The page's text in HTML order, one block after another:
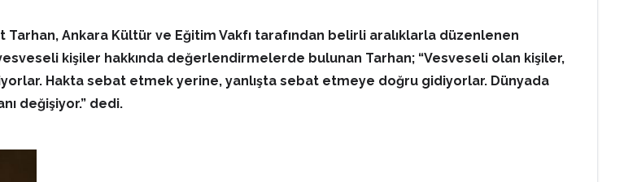
Ankara Kültür ve Eğitim Vakfı tarafından belirli aralıklarla düzenlenen
kişiler hakkında değerlendirmelerde bulunan Tarhan; “Vesveseli olan kişiler,
Hakta sebat etmek yerine, yanlışta sebat etmeye doğru gidiyorlar. Dünyada
değişiyor.” dedi.